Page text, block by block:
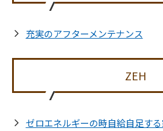
充実のアフターメンテナンス
ZEH
ゼロエネルギーの時自給自足する